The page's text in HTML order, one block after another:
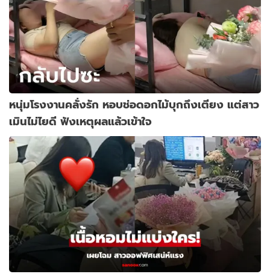
หนุ่มโรงงานคลั่งรัก หอบช่อดอกไม้บุกถึงเตียง แต่สาว
เมินไม่ไยดี ฟังเหตุผลแล้วเข้าใจ